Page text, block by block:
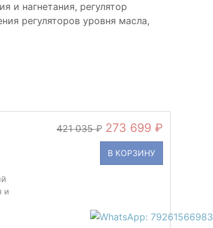
и нагнетания, регулятор
регуляторов уровня масла,
и
421 035 273 699
В КОРЗИНУ